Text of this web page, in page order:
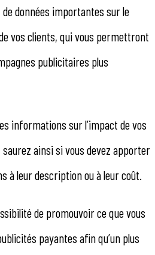
de données importantes sur le
vos clients, qui vous permettront
publicitaires plus
informations sur l’impact de vos
ainsi si vous devez apporter
à leur description ou à leur coût.
de promouvoir ce que vous
payantes afin qu’un plus